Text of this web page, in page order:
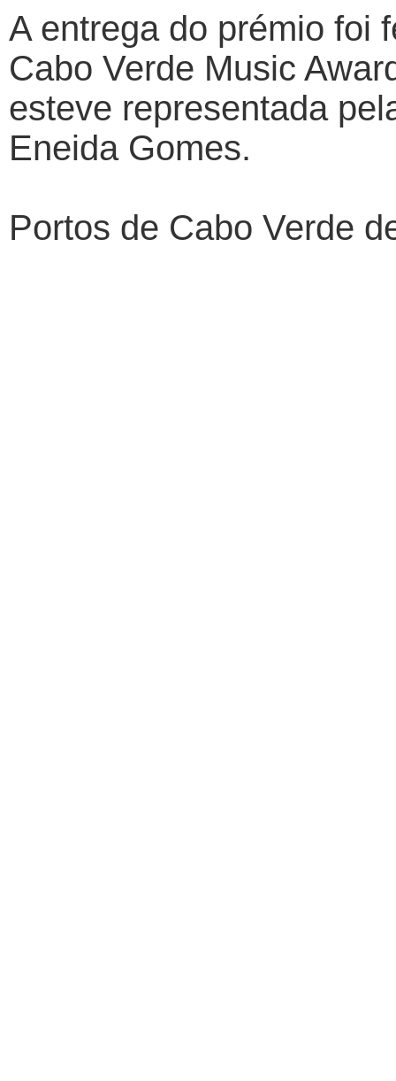
A entrega do prémio foi
Cabo Verde Music
esteve representada
Eneida Gomes.
Portos de Cabo Verde